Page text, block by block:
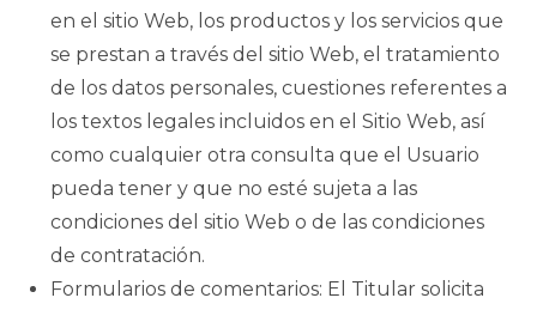
en el sitio Web, los productos y los servicios que
se prestan a través del sitio Web, el tratamiento
de los datos personales, cuestiones referentes a
los textos legales incluidos en el Sitio Web, así
como cualquier otra consulta que el Usuario
pueda tener y que no esté sujeta a las
condiciones del sitio Web o de las condiciones
de contratación.
Formularios de comentarios: El Titular solicita